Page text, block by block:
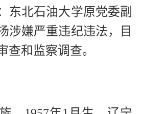
东北石油大学原党委副
涉嫌严重违纪违法，目
查和监察调查。